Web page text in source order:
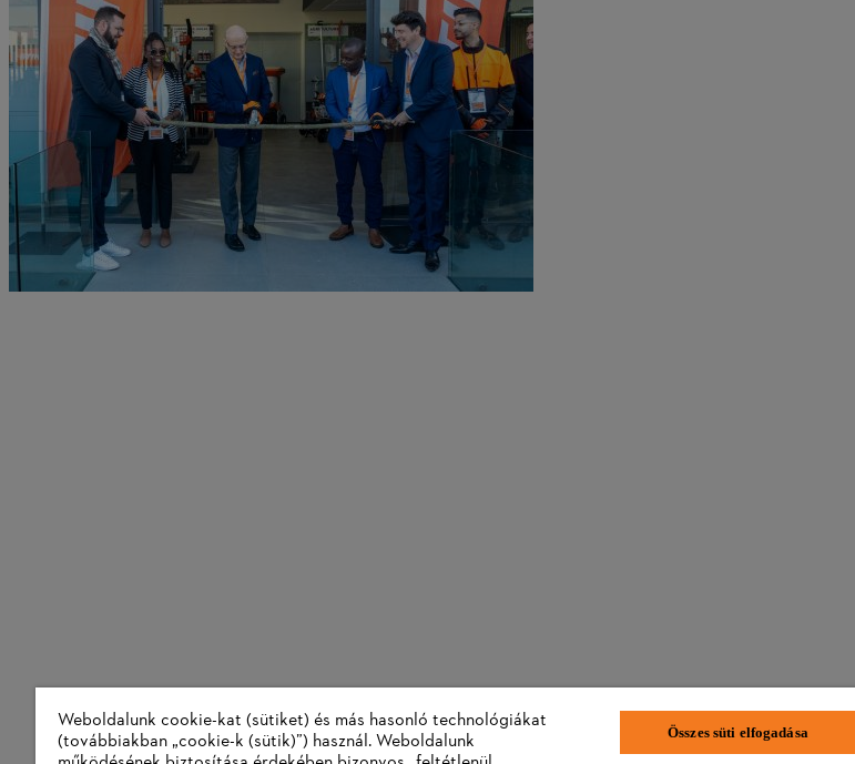
Weboldalunk cookie-kat (sütiket) és más hasonló technológiákat
(továbbiakban „cookie-k (sütik)”) használ. Weboldalunk
Összes süti elfogadása